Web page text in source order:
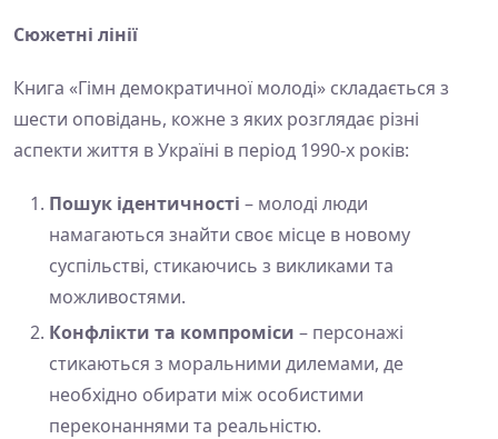
Сюжетні лінії
Книга «Гімн демократичної молоді» складається з
шести оповідань, кожне з яких розглядає різні
аспекти життя в Україні в період 1990-х років:
Пошук ідентичності – молоді люди
намагаються знайти своє місце в новому
суспільстві, стикаючись з викликами та
можливостями.
Конфлікти та компроміси – персонажі
стикаються з моральними дилемами, де
необхідно обирати між особистими
переконаннями та реальністю.